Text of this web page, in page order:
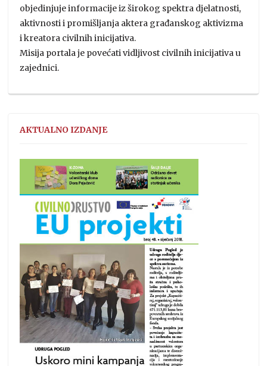
objedinjuje informacije iz širokog spektra djelatnosti,
aktivnosti i promišljanja aktera građanskog aktivizma
i kreatora civilnih inicijativa.
Misija portala je povećati vidljivost civilnih inicijativa u
zajednici.
AKTUALNO IZDANJE